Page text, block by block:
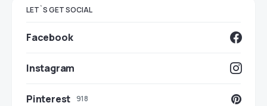
LET`S GET SOCIAL
Facebook
Instagram
Pinterest 918